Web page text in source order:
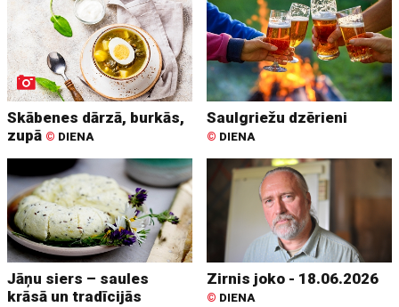
Skābenes dārzā, burkās,
zupā © DIENA
Saulgriežu dzērieni
© DIENA
Jāņu siers – saules
krāsā un tradīcijās
Zirnis joko - 18.06.2026
© DIENA